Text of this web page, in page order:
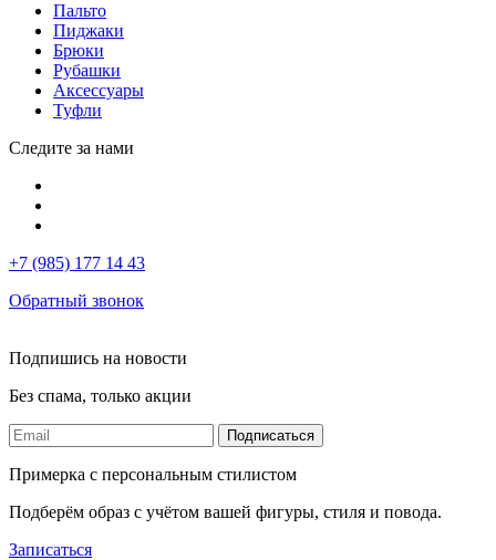
Пальто
Пиджаки
Брюки
Рубашки
Аксессуары
Туфли
Следите за нами
+7 (985) 177 14 43
Обратный звонок
Подпишись на новости
Без спама, только акции
Подписаться
Примерка с персональным стилистом
Подберём образ с учётом вашей фигуры, стиля и повода.
Записаться